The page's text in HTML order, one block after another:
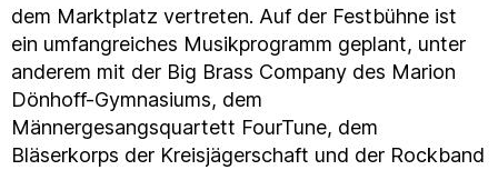
dem Marktplatz vertreten. Auf der Festbühne ist
ein umfangreiches Musikprogramm geplant, unter
anderem mit der Big Brass Company des Marion
Dönhoff-Gymnasiums, dem
Männergesangsquartett FourTune, dem
Bläserkorps der Kreisjägerschaft und der Rockband